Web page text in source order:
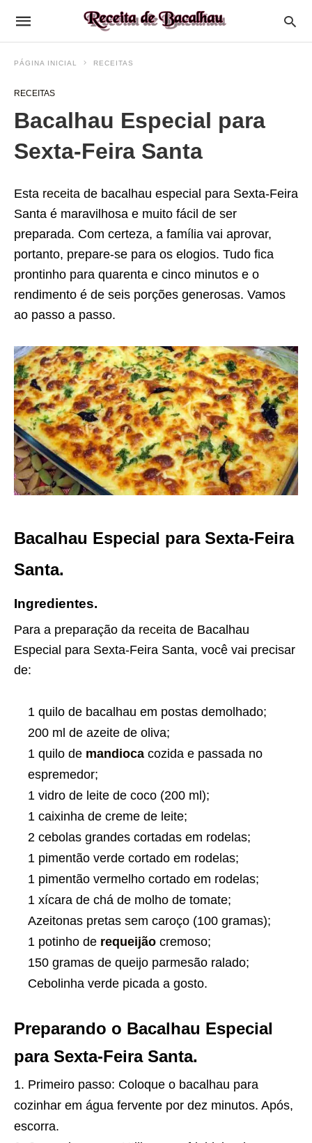
PÁGINA INICIAL RECEITAS
RECEITAS
Bacalhau Especial para
Sexta-Feira Santa
Esta receita de bacalhau especial para Sexta-Feira
Santa é maravilhosa e muito fácil de ser
preparada. Com certeza, a família vai aprovar,
portanto, prepare-se para os elogios. Tudo fica
prontinho para quarenta e cinco minutos e o
rendimento é de seis porções generosas. Vamos
ao passo a passo.
Bacalhau Especial para Sexta-Feira
Santa.
Ingredientes.
Para a preparação da receita de Bacalhau
Especial para Sexta-Feira Santa, você vai precisar
de:
1 quilo de bacalhau em postas demolhado;
200 ml de azeite de oliva;
1 quilo de mandioca cozida e passada no
espremedor;
1 vidro de leite de coco (200 ml);
1 caixinha de creme de leite;
2 cebolas grandes cortadas em rodelas;
1 pimentão verde cortado em rodelas;
1 pimentão vermelho cortado em rodelas;
1 xícara de chá de molho de tomate;
Azeitonas pretas sem caroço (100 gramas);
1 potinho de requeijão cremoso;
150 gramas de queijo parmesão ralado;
Cebolinha verde picada a gosto.
Preparando o Bacalhau Especial
para Sexta-Feira Santa.
Primeiro passo: Coloque o bacalhau para
cozinhar em água fervente por dez minutos. Após,
escorra.